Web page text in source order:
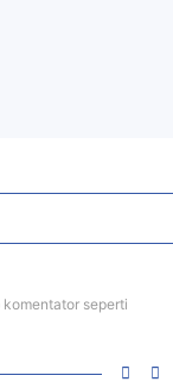
seperti